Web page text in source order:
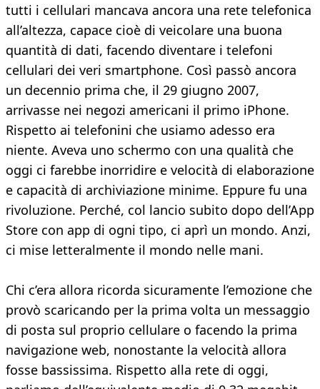
tutti i cellulari mancava ancora una rete telefonica
all’altezza, capace cioè di veicolare una buona
quantità di dati, facendo diventare i telefoni
cellulari dei veri smartphone. Così passò ancora
un decennio prima che, il 29 giugno 2007,
arrivasse nei negozi americani il primo iPhone.
Rispetto ai telefonini che usiamo adesso era
niente. Aveva uno schermo con una qualità che
oggi ci farebbe inorridire e velocità di elaborazione
e capacità di archiviazione minime. Eppure fu una
rivoluzione. Perché, col lancio subito dopo dell’App
Store con app di ogni tipo, ci aprì un mondo. Anzi,
ci mise letteralmente il mondo nelle mani.
Chi c’era allora ricorda sicuramente l’emozione che
provò scaricando per la prima volta un messaggio
di posta sul proprio cellulare o facendo la prima
navigazione web, nonostante la velocità allora
fosse bassissima. Rispetto alla rete di oggi,